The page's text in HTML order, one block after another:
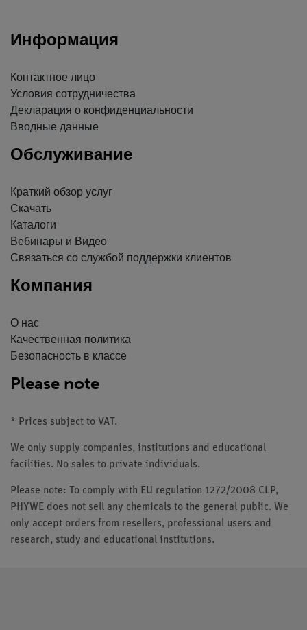
Информация
Контактное лицо
Условия сотрудничества
Декларация о конфиденциальности
Вводные данные
Обслуживание
Краткий обзор услуг
Скачать
Каталоги
Вебинары и Видео
Связаться со службой поддержки клиентов
Компания
О нас
Качественная политика
Безопасность в классе
Please note
* Prices subject to VAT.
We only supply companies, institutions and educational
facilities. No sales to private individuals.
Please note: To comply with EU regulation 1272/2008 CLP,
PHYWE does not sell any chemicals to the general public. We
only accept orders from resellers, professional users and
research, study and educational institutions.